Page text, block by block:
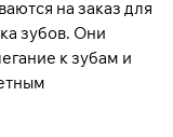
на заказ для
зубов. Они
к зубам и